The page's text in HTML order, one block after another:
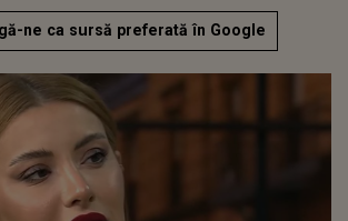
ne ca sursă preferată în Google